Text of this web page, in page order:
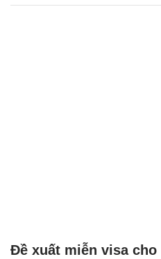
Đề xuất miễn visa